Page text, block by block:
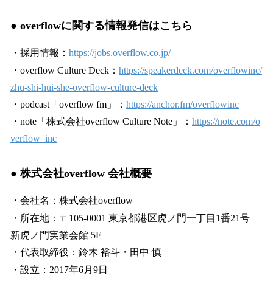
● overflowに関する情報発信はこちら
・採用情報： https://jobs.overflow.co.jp/
・overflow Culture Deck： https://speakerdeck.com/overflowinc/
zhu-shi-hui-she-overflow-culture-deck
・podcast「overflow fm」： https://anchor.fm/overflowinc
・note「株式会社overflow Culture Note」： https://note.com/o
verflow_inc
● 株式会社overflow 会社概要
・会社名：株式会社overflow
・所在地：〒105-0001 東京都港区虎ノ門一丁目1番21号
新虎ノ門実業会館 5F
・代表取締役：鈴木 裕斗・田中 慎
・設立：2017年6月9日